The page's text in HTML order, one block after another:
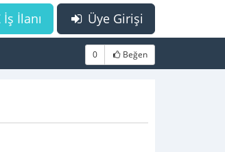
Üye Girişi
İlanı
0 Beğen